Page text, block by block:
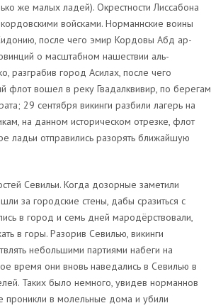
же малых ладей). Окрестности Лиссабона
войсками. Норманнские воины
после чего эмир Кордовы Абд ар-
о масштабном нашествии аль-
разграбив город Асилах, после чего
флот вошел в реку Гвадалквивир, по берегам
29 сентября викинги разбили лагерь на
на данном историческом отрезке, флот
ладьи отправились разорять ближайшую
Севильи. Когда дозорные заметили
за городские стены, дабы сразиться с
в город и семь дней мародёрствовали,
в горы. Разорив Севилью, викинги
небольшими партиями набеги на
время они вновь наведались в Севилью в
Таких было немного, увидев норманнов
проникли в молельные дома и убили